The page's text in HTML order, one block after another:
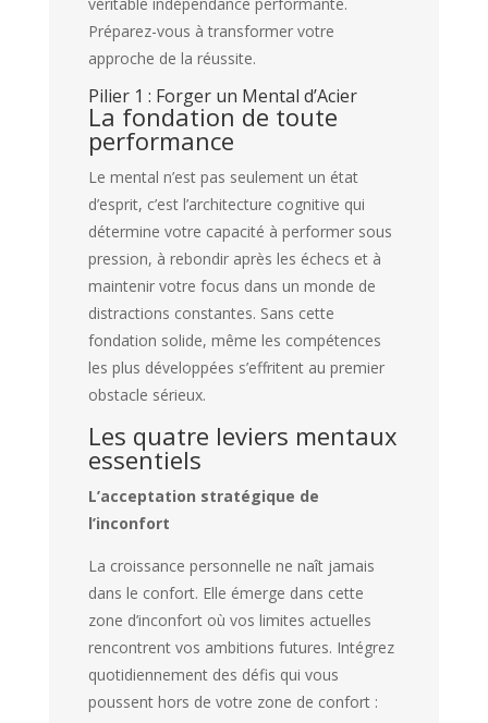
véritable indépendance performante.
Préparez-vous à transformer votre
approche de la réussite.
Pilier 1 : Forger un Mental d’Acier
La fondation de toute
performance
Le mental n’est pas seulement un état
d’esprit, c’est l’architecture cognitive qui
détermine votre capacité à performer sous
pression, à rebondir après les échecs et à
maintenir votre focus dans un monde de
distractions constantes. Sans cette
fondation solide, même les compétences
les plus développées s’effritent au premier
obstacle sérieux.
Les quatre leviers mentaux
essentiels
L’acceptation stratégique de
l’inconfort
La croissance personnelle ne naît jamais
dans le confort. Elle émerge dans cette
zone d’inconfort où vos limites actuelles
rencontrent vos ambitions futures. Intégrez
quotidiennement des défis qui vous
poussent hors de votre zone de confort :